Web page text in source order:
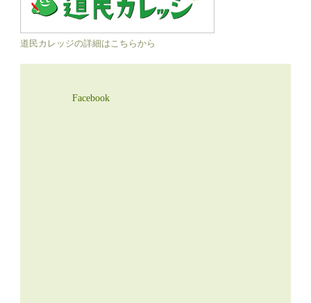
道民カレッジの詳細はこちらから
Facebook